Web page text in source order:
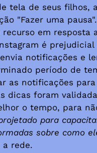
tela de seus filhos,
"Fazer uma
em resposta
é prejudicial
notificações e
período de
as notificações
dicas foram
o tempo, para
para
sobre como
a rede.